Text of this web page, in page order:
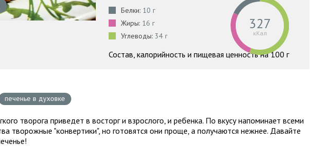
Белки: 10 г
Жиры: 16 г
Углеводы: 34 г
327
кКал
Состав, калорийность и пищевая ценность на 100 г
печенье в духовке
творога приведет в восторг и взрослого, и ребенка. По вкусу напоминает всеми
творожные "конвертики", но готовятся они проще, а получаются нежнее. Давайте